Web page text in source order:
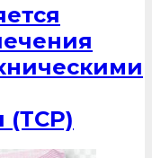
(ТСР)